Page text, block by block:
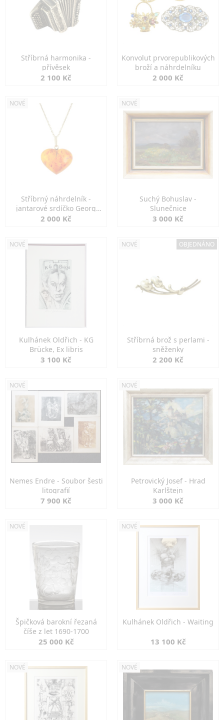
Stříbrná harmonika -
přívěsek
2 100 Kč
Konvolut prvorepublikových
broží a náhrdelníku
2 000 Kč
NOVÉ
Stříbrný náhrdelník -
jantarové srdíčko Georg
Kramer
2 000 Kč
NOVÉ
Suchý Bohuslav -
Slunečnice
3 000 Kč
NOVÉ
Kulhánek Oldřich - KG
Brücke, Ex libris
3 100 Kč
NOVÉ OBJEDNÁNO
Stříbrná brož s perlami -
sněženky
2 200 Kč
NOVÉ
Nemes Endre - Soubor šesti
litografií
7 900 Kč
NOVÉ
Petrovický Josef - Hrad
Karlštejn
3 000 Kč
NOVÉ
Špičková barokní řezaná
číše z let 1690-1700
25 000 Kč
NOVÉ
Kulhánek Oldřich - Waiting
13 100 Kč
NOVÉ NOVÉ